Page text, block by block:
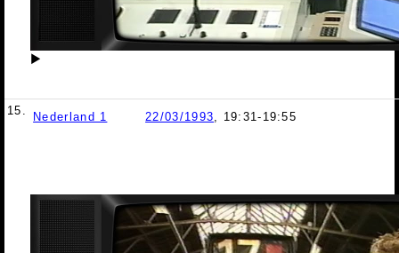
▶
15. Nederland 1 22/03/1993, 19:31-19:55